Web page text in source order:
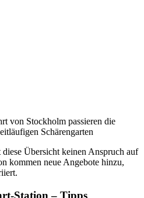
von Stockholm passieren die
Schärengarten
diese Übersicht keinen Anspruch auf
kommen neue Angebote hinzu,
Station – Tipps